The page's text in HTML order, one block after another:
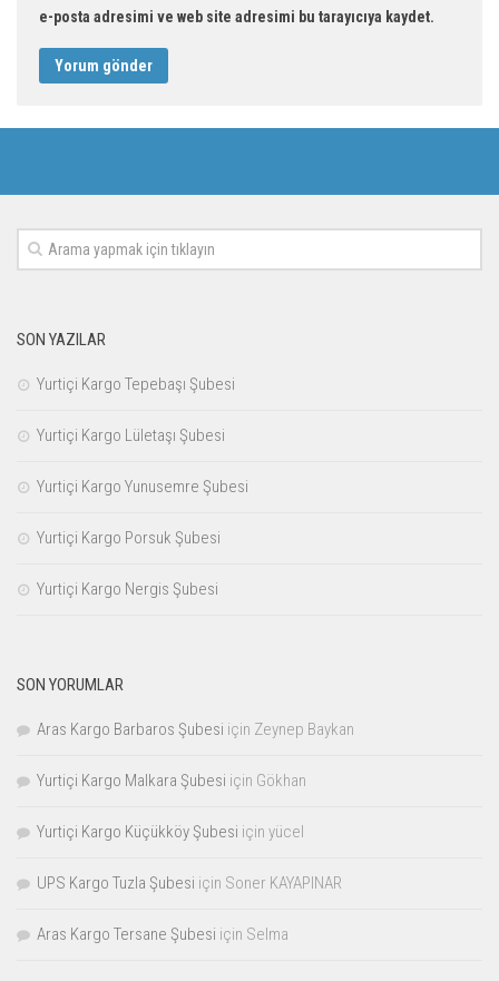
e-posta adresimi ve web site adresimi bu tarayıcıya kaydet.
SON YAZILAR
Yurtiçi Kargo Tepebaşı Şubesi
Yurtiçi Kargo Lületaşı Şubesi
Yurtiçi Kargo Yunusemre Şubesi
Yurtiçi Kargo Porsuk Şubesi
Yurtiçi Kargo Nergis Şubesi
SON YORUMLAR
Aras Kargo Barbaros Şubesi için Zeynep Baykan
Yurtiçi Kargo Malkara Şubesi için Gökhan
Yurtiçi Kargo Küçükköy Şubesi için yücel
UPS Kargo Tuzla Şubesi için Soner KAYAPINAR
Aras Kargo Tersane Şubesi için Selma